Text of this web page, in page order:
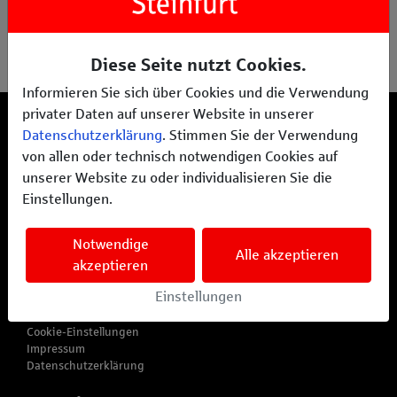
Diese Seite nutzt Cookies.
Informieren Sie sich über Cookies und die Verwendung
privater Daten auf unserer Website in unserer
Datenschutzerklärung. Stimmen Sie der Verwendung
von allen oder technisch notwendigen Cookies auf
unserer Website zu oder individualisieren Sie die
Einstellungen.
Notwendige
akzeptieren
Alle akzeptieren
Einstellungen
Ideenfindung, über die konzeptionelle Ausarbeitung der
Heimatpower
Projekte entdecken
Ein Projekt einreichen
Privat spenden
Standardförderung
Tipps für Vereine
Fragen und Antworten
Häufig gestellte Fragen/FAQ
Cookie-Einstellungen
Impressum
Datenschutzerklärung